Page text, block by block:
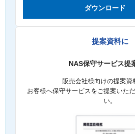
ダウンロード
提案資料に
NAS保守サービス提
販売会社様向けの提案資
お客様へ保守サービスをご提案いた
い。